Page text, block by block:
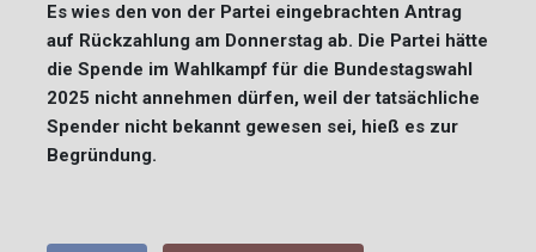
Es wies den von der Partei eingebrachten Antrag
auf Rückzahlung am Donnerstag ab. Die Partei hätte
die Spende im Wahlkampf für die Bundestagswahl
2025 nicht annehmen dürfen, weil der tatsächliche
Spender nicht bekannt gewesen sei, hieß es zur
Begründung.